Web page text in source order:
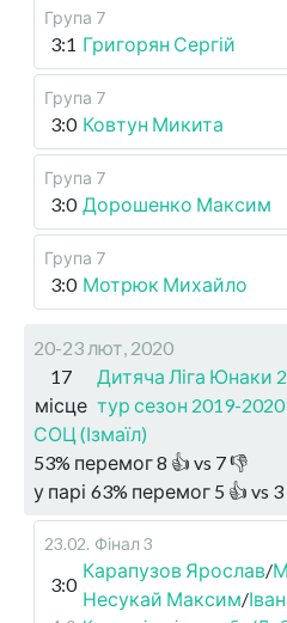
Група 7
3:1 Григорян Сергій
Група 7
3:0 Ковтун Микита
Група 7
3:0 Дорошенко Максим
Група 7
3:0 Мотрюк Михайло
20-23 лют, 2020
17
місце
Дитяча Ліга Юнаки
тур сезон 2019-2020
СОЦ (Ізмаїл)
53% перемог8 👍 vs 7👎
у парі 63% перемог 5 👍 vs 3
23.02. Фінал 3
3:0
Карапузов Ярослав/
Несукай Максим/